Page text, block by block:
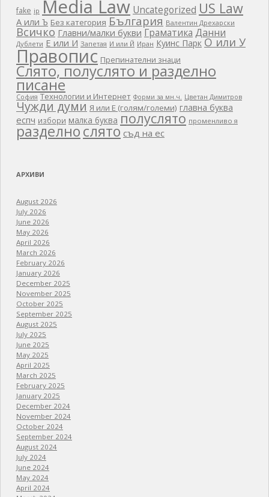
fake ip Media Law Uncategorized US Law
А или Ъ Без категория България Валентин Дрехарски
Всичко Главни/малки букви Граматика Данни
Дублети Е или И Запетая И или Й Иран Куинс Парк О или У
Правопис Препинателни знаци
Слято, полуслято и разделно
писане
София Технологии и Интернет Форми за мн.ч. Цветан Димитров
Чужди думи Я или Е (голям/големи) главна буква
еспч избори малка буква полуслято променливо я
разделнослято съд на ес
АРХИВИ
August 2026
July 2026
June 2026
May 2026
April 2026
March 2026
February 2026
January 2026
December 2025
November 2025
October 2025
September 2025
August 2025
July 2025
June 2025
May 2025
April 2025
March 2025
February 2025
January 2025
December 2024
November 2024
October 2024
September 2024
August 2024
July 2024
June 2024
May 2024
April 2024